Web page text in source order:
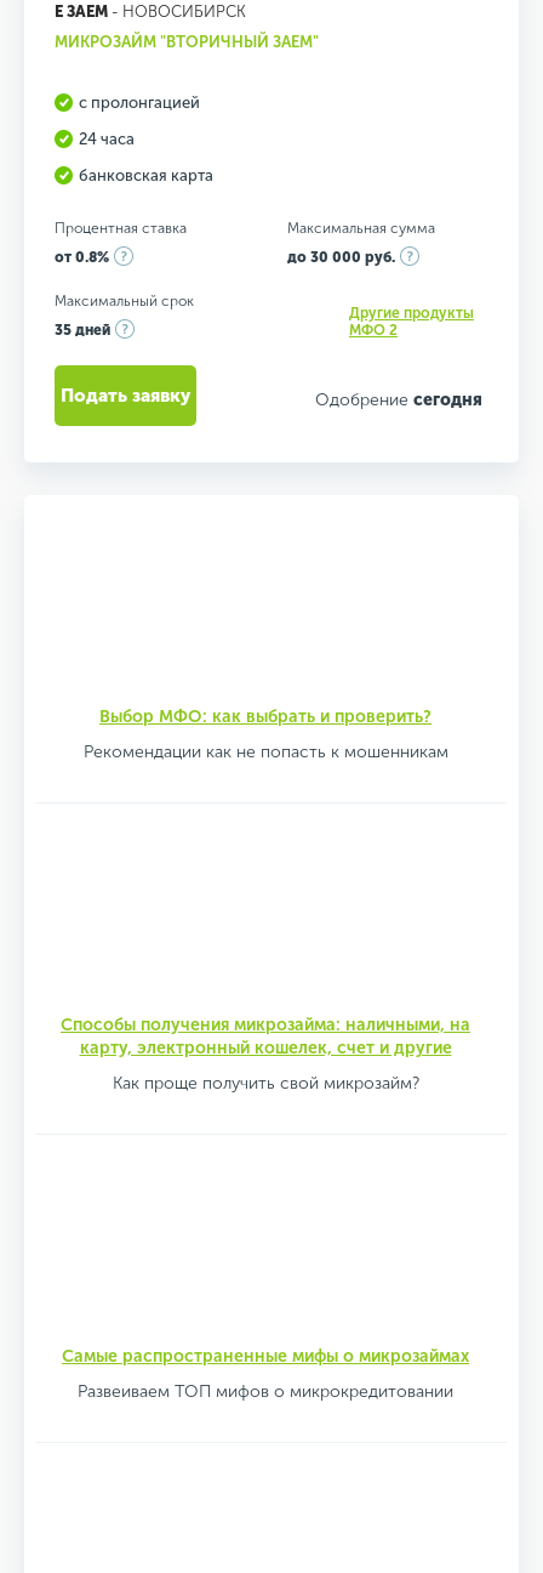
Е ЗАЕМ - НОВОСИБИРСК
МИКРОЗАЙМ "ВТОРИЧНЫЙ ЗАЕМ"
с пролонгацией
24 часа
банковская карта
Процентная ставка
от 0.8%
Максимальная сумма
до 30 000 руб.
Максимальный срок
35 дней
Другие продукты
МФО 2
Одобрение сегодня
Подать заявку
Выбор МФО: как выбрать и проверить?
Рекомендации как не попасть к мошенникам
Способы получения микрозайма: наличными, на
карту, электронный кошелек, счет и другие
Как проще получить свой микрозайм?
Самые распространенные мифы о микрозаймах
Развеиваем ТОП мифов о микрокредитовании